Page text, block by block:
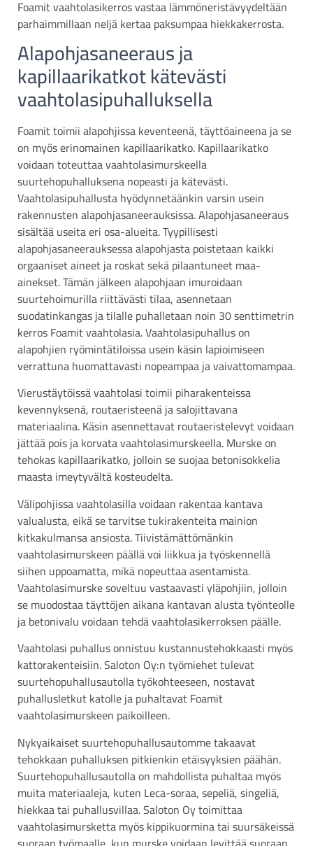
Foamit vaahtolasikerros vastaa lämmöneristävyydeltään
parhaimmillaan neljä kertaa paksumpaa hiekkakerrosta.
Alapohjasaneeraus ja
kapillaarikatkot kätevästi
vaahtolasipuhalluksella
Foamit toimii alapohjissa keventeenä, täyttöaineena ja se
on myös erinomainen kapillaarikatko. Kapillaarikatko
voidaan toteuttaa vaahtolasimurskeella
suurtehopuhalluksena nopeasti ja kätevästi.
Vaahtolasipuhallusta hyödynnetäänkin varsin usein
rakennusten alapohjasaneerauksissa. Alapohjasaneeraus
sisältää useita eri osa-alueita. Tyypillisesti
alapohjasaneerauksessa alapohjasta poistetaan kaikki
orgaaniset aineet ja roskat sekä pilaantuneet maa-
ainekset. Tämän jälkeen alapohjaan imuroidaan
suurtehoimurilla riittävästi tilaa, asennetaan
suodatinkangas ja tilalle puhalletaan noin 30 senttimetrin
kerros Foamit vaahtolasia. Vaahtolasipuhallus on
alapohjien ryömintätiloissa usein käsin lapioimiseen
verrattuna huomattavasti nopeampaa ja vaivattomampaa.
Vierustäytöissä vaahtolasi toimii piharakenteissa
kevennyksenä, routaeristeenä ja salojittavana
materiaalina. Käsin asennettavat routaeristelevyt voidaan
jättää pois ja korvata vaahtolasimurskeella. Murske on
tehokas kapillaarikatko, jolloin se suojaa betonisokkelia
maasta imeytyvältä kosteudelta.
Välipohjissa vaahtolasilla voidaan rakentaa kantava
valualusta, eikä se tarvitse tukirakenteita mainion
kitkakulmansa ansiosta. Tiivistämättömänkin
vaahtolasimurskeen päällä voi liikkua ja työskennellä
siihen uppoamatta, mikä nopeuttaa asentamista.
Vaahtolasimurske soveltuu vastaavasti yläpohjiin, jolloin
se muodostaa täyttöjen aikana kantavan alusta työnteolle
ja betonivalu voidaan tehdä vaahtolasikerroksen päälle.
Vaahtolasi puhallus onnistuu kustannustehokkaasti myös
kattorakenteisiin. Saloton Oy:n työmiehet tulevat
suurtehopuhallusautolla työkohteeseen, nostavat
puhallusletkut katolle ja puhaltavat Foamit
vaahtolasimurskeen paikoilleen.
Nykyaikaiset suurtehopuhallusautomme takaavat
tehokkaan puhalluksen pitkienkin etäisyyksien päähän.
Suurtehopuhallusautolla on mahdollista puhaltaa myös
muita materiaaleja, kuten Leca-soraa, sepeliä, singeliä,
hiekkaa tai puhallusvillaa. Saloton Oy toimittaa
vaahtolasimursketta myös kippikuormina tai suursäkeissä